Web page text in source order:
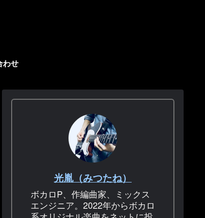
わせ
光胤（みつたね）
ボカロP、作編曲家、ミックス
エンジニア。2022年からボカロ